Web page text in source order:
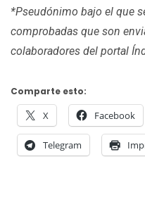
*Pseudónimo bajo el que
comprobadas que son
colaboradores del portal
Comparte esto:
X Facebook
Telegram